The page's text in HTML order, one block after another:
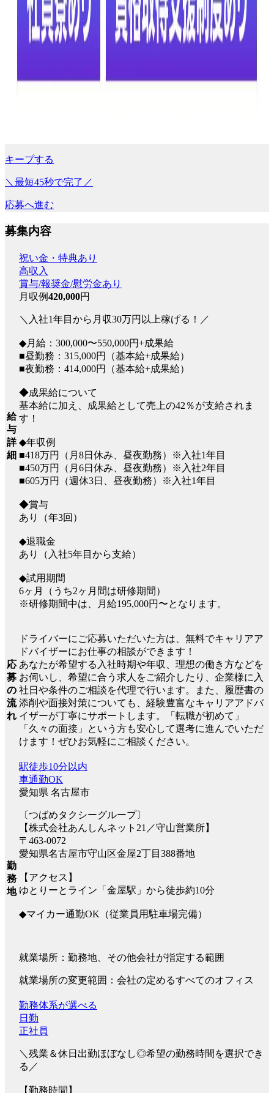
キープする
＼最短45秒で完了／
応募へ進む
募集内容
給
与
詳
細
祝い金・特典あり
高収入
賞与/報奨金/慰労金あり
月収例420,000円
＼入社1年目から月収30万円以上稼げる！／
◆月給：300,000〜550,000円+成果給
■昼勤務：315,000円（基本給+成果給）
■夜勤務：414,000円（基本給+成果給）
◆成果給について
基本給に加え、成果給として売上の42％が支給されま
す！
◆年収例
■418万円（月8日休み、昼夜勤務）※入社1年目
■450万円（月6日休み、昼夜勤務）※入社2年目
■605万円（週休3日、昼夜勤務）※入社1年目
◆賞与
あり（年3回）
◆退職金
あり（入社5年目から支給）
◆試用期間
6ヶ月（うち2ヶ月間は研修期間）
※研修期間中は、月給195,000円〜となります。
応
募
の
流
れ
ドライバーにご応募いただいた方は、無料でキャリアア
ドバイザーにお仕事の相談ができます！
あなたが希望する入社時期や年収、理想の働き方などを
お伺いし、希望に合う求人をご紹介したり、企業様に入
社日や条件のご相談を代理で行います。また、履歴書の
添削や面接対策についても、経験豊富なキャリアアドバ
イザーが丁寧にサポートします。「転職が初めて」
「久々の面接」という方も安心して選考に進んでいただ
けます！ぜひお気軽にご相談ください。
勤
務
地
駅徒歩10分以内
車通勤OK
愛知県 名古屋市
〔つばめタクシーグループ〕
【株式会社あんしんネット21／守山営業所】
〒463-0072
愛知県名古屋市守山区金屋2丁目388番地
【アクセス】
ゆとりーとライン「金屋駅」から徒歩約10分
◆マイカー通勤OK（従業員用駐車場完備）
就業場所：勤務地、その他会社が指定する範囲
就業場所の変更範囲：会社の定めるすべてのオフィス
勤務体系が選べる
日勤
正社員
＼残業＆休日出勤ほぼなし◎希望の勤務時間を選択でき
る／
【勤務時間】